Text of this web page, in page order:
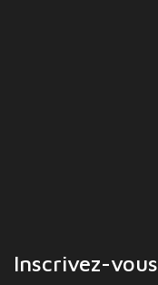
Inscrivez-vous